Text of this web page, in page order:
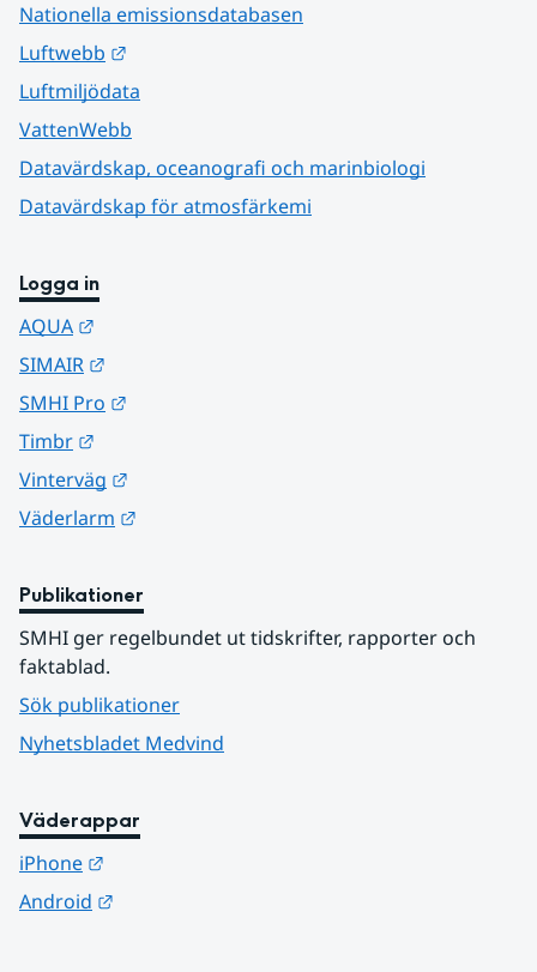
Nationella emissionsdatabasen
Luftwebb
Luftmiljödata
VattenWebb
Datavärdskap, oceanografi och marinbiologi
Datavärdskap för atmosfärkemi
Logga in
AQUA
SIMAIR
SMHI Pro
Timbr
Vinterväg
Väderlarm
Publikationer
SMHI ger regelbundet ut tidskrifter, rapporter och
faktablad.
Sök publikationer
Nyhetsbladet Medvind
Väderappar
iPhone
Android